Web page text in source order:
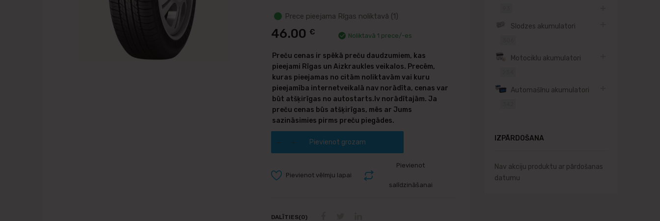
Prece pieejama Rīgas noliktavā (1)
46.00 € Noliktavā 1 prece/-es
Preču cenas ir spēkā preču daudzumiem, kas
pieejami Rīgas un Aizkraukles veikalos. Precēm,
kuras pieejamas no citām noliktavām vai kuru
pieejamība internetveikalā nav norādīta, cenas var
būt atšķirīgas no autostarts.lv norādītajām. Ja
preču cenas būs atšķirīgas, mēs ar Jums
sazināsimies pirms preču piegādes.
Pievienot grozam
Pievienot
salīdzināšanai
Pievienot vēlmju lapai
DALĪTIES(0)
Slodzes akumulatori
Motociklu akumulatori
Automašīnu akumulatori
IZPĀRDOŠANA
Nav akciju produktu ar pārdošanas
datumu